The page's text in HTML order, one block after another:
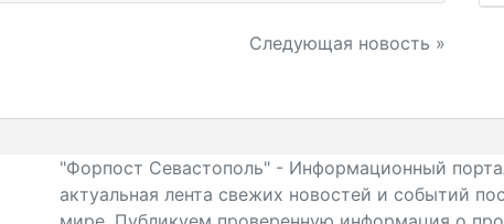
Следующая новость »
"Форпост Севастополь" - Информационный
актуальная лента свежих новостей и событий